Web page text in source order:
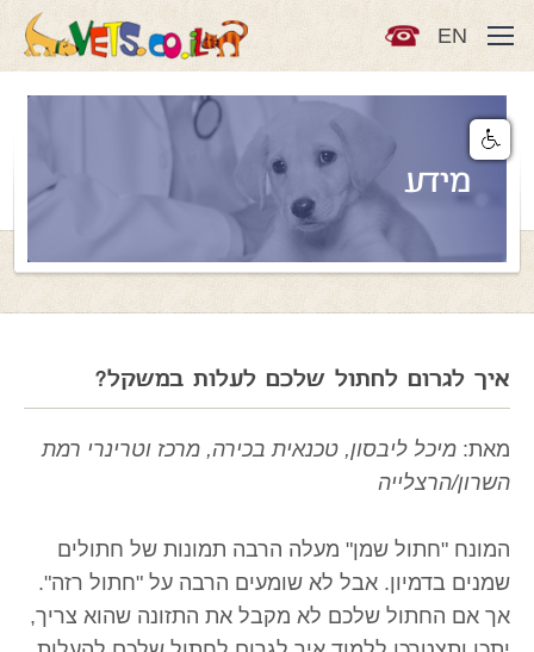
EN
מידע
איך לגרום לחתול שלכם לעלות במשקל?
מאת: מיכל ליבסון, טכנאית בכירה, מרכז וטרינרי רמת
השרון/הרצלייה
המונח "חתול שמן" מעלה הרבה תמונות של חתולים
שמנים בדמיון. אבל לא שומעים הרבה על "חתול רזה".
אך אם החתול שלכם לא מקבל את התזונה שהוא צריך,